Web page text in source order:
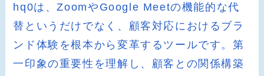
hq0は、ZoomやGoogle Meetの機能的な代
替というだけでなく、顧客対応におけるブラ
ンド体験を根本から変革するツールです。第
一印象の重要性を理解し、顧客との関係構築